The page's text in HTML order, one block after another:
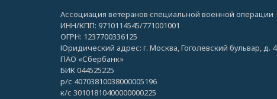
Ассоциация ветеранов специальной военной операции
ИНН/КПП: 9710114545/771001001
ОГРН: 1237700336125
Юридический адрес: г. Москва, Гоголевский бульвар, д. 4
ПАО «Сбербанк»
БИК 044525225
р/с 40703810038000005196
к/с 30101810400000000225